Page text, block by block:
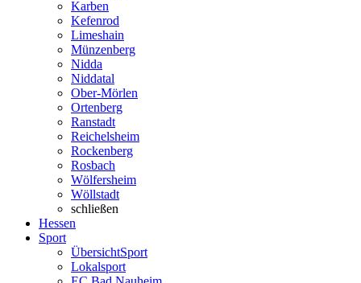
Karben
Kefenrod
Limeshain
Münzenberg
Nidda
Niddatal
Ober-Mörlen
Ortenberg
Ranstadt
Reichelsheim
Rockenberg
Rosbach
Wölfersheim
Wöllstadt
schließen
Hessen
Sport
ÜbersichtSport
Lokalsport